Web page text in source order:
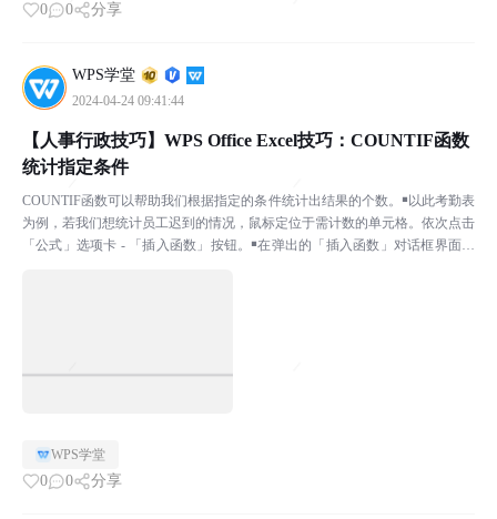
0 0 分享
WPS学堂
2024-04-24 09:41:44
【人事行政技巧】WPS Office Excel技巧：COUNTIF函数
统计指定条件
COUNTIF函数可以帮助我们根据指定的条件统计出结果的个数。￭以此考勤表
为例，若我们想统计员工迟到的情况，鼠标定位于需计数的单元格。依次点击
「公式」选项卡 - 「插入函数」按钮。￭在弹出的「插入函数」对话框界面，
WPS学堂
0 0 分享